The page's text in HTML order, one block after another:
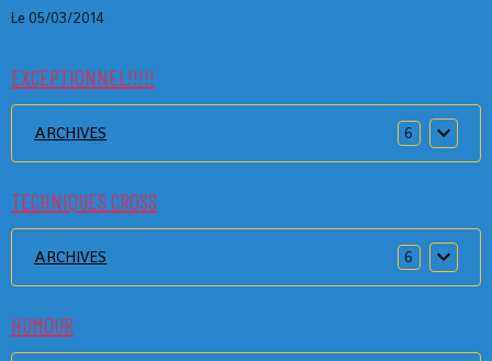
Le 05/03/2014
EXCEPTIONNEL!!!!!
ARCHIVES 6
TECHNIQUES CROSS
ARCHIVES 6
HUMOUR